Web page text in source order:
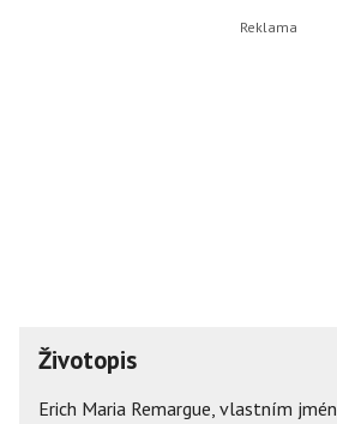
Životopis
Erich Maria Remargue, vlastním